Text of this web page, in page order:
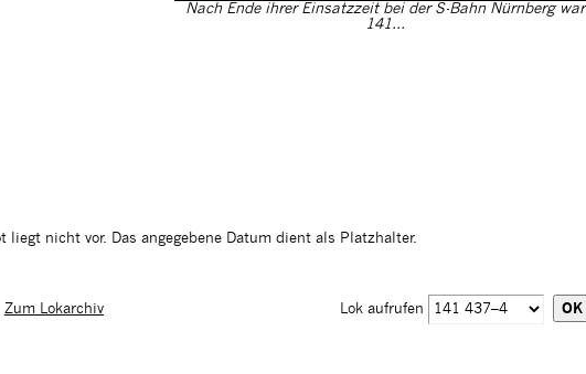
Nach Ende ihrer Einsatzzeit bei der S-Bahn Nürnberg war
141...
liegt nicht vor. Das angegebene Datum dient als Platzhalter.
Zum Lokarchiv Lok aufrufen